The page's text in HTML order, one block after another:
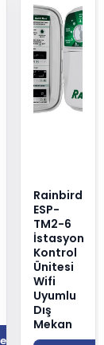
Ekle
Rainbird
ESP-
TM2-6
İstasyon
Kontrol
Ünitesi
Wifi
Uyumlu
Dış
Mekan